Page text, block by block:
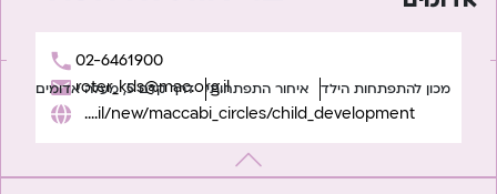
02-6461900
roter_kds@mac.org.il
https://www.maccabi4u.co.il/new/maccabi_circles/child_development/
מכון להתפתחות הילד איחור התפתחותי דרך קדם 5, מעלה אדומים